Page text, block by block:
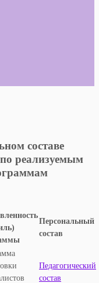
составе
реализуемым
Персональный
состав
Педагогический
состав